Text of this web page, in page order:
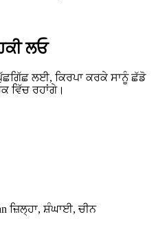
ਲਓ
ਲਈ, ਕਿਰਪਾ ਕਰਕੇ ਸਾਨੂੰ ਛੱਡੋ
ਵਿੱਚ ਰਹਾਂਗੇ।
ਜ਼ਿਲ੍ਹਾ, ਸ਼ੰਘਾਈ, ਚੀਨ